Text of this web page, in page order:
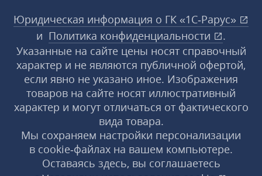
Юридическая информация о ГК «1С‑Рарус»
и Политика конфиденциальности
.
Указанные на сайте цены носят справочный
характер и не являются публичной офертой,
если явно не указано иное. Изображения
товаров на сайте носят иллюстративный
характер и могут отличаться от фактического
вида товара.
Мы сохраняем настройки персонализации
в cookie‑файлах на вашем компьютере.
Оставаясь здесь, вы соглашаетесь